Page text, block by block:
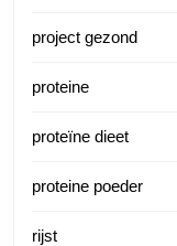
project gezond
proteine
proteïne dieet
proteine poeder
rijst